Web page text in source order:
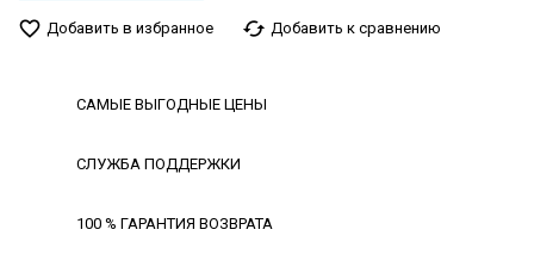
favorite_border Добавить в избранное cached Добавить к сравнению
САМЫЕ ВЫГОДНЫЕ ЦЕНЫ
СЛУЖБА ПОДДЕРЖКИ
100 % ГАРАНТИЯ ВОЗВРАТА